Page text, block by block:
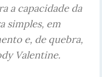
a capacidade da
simples, em
e, de quebra,
Valentine.